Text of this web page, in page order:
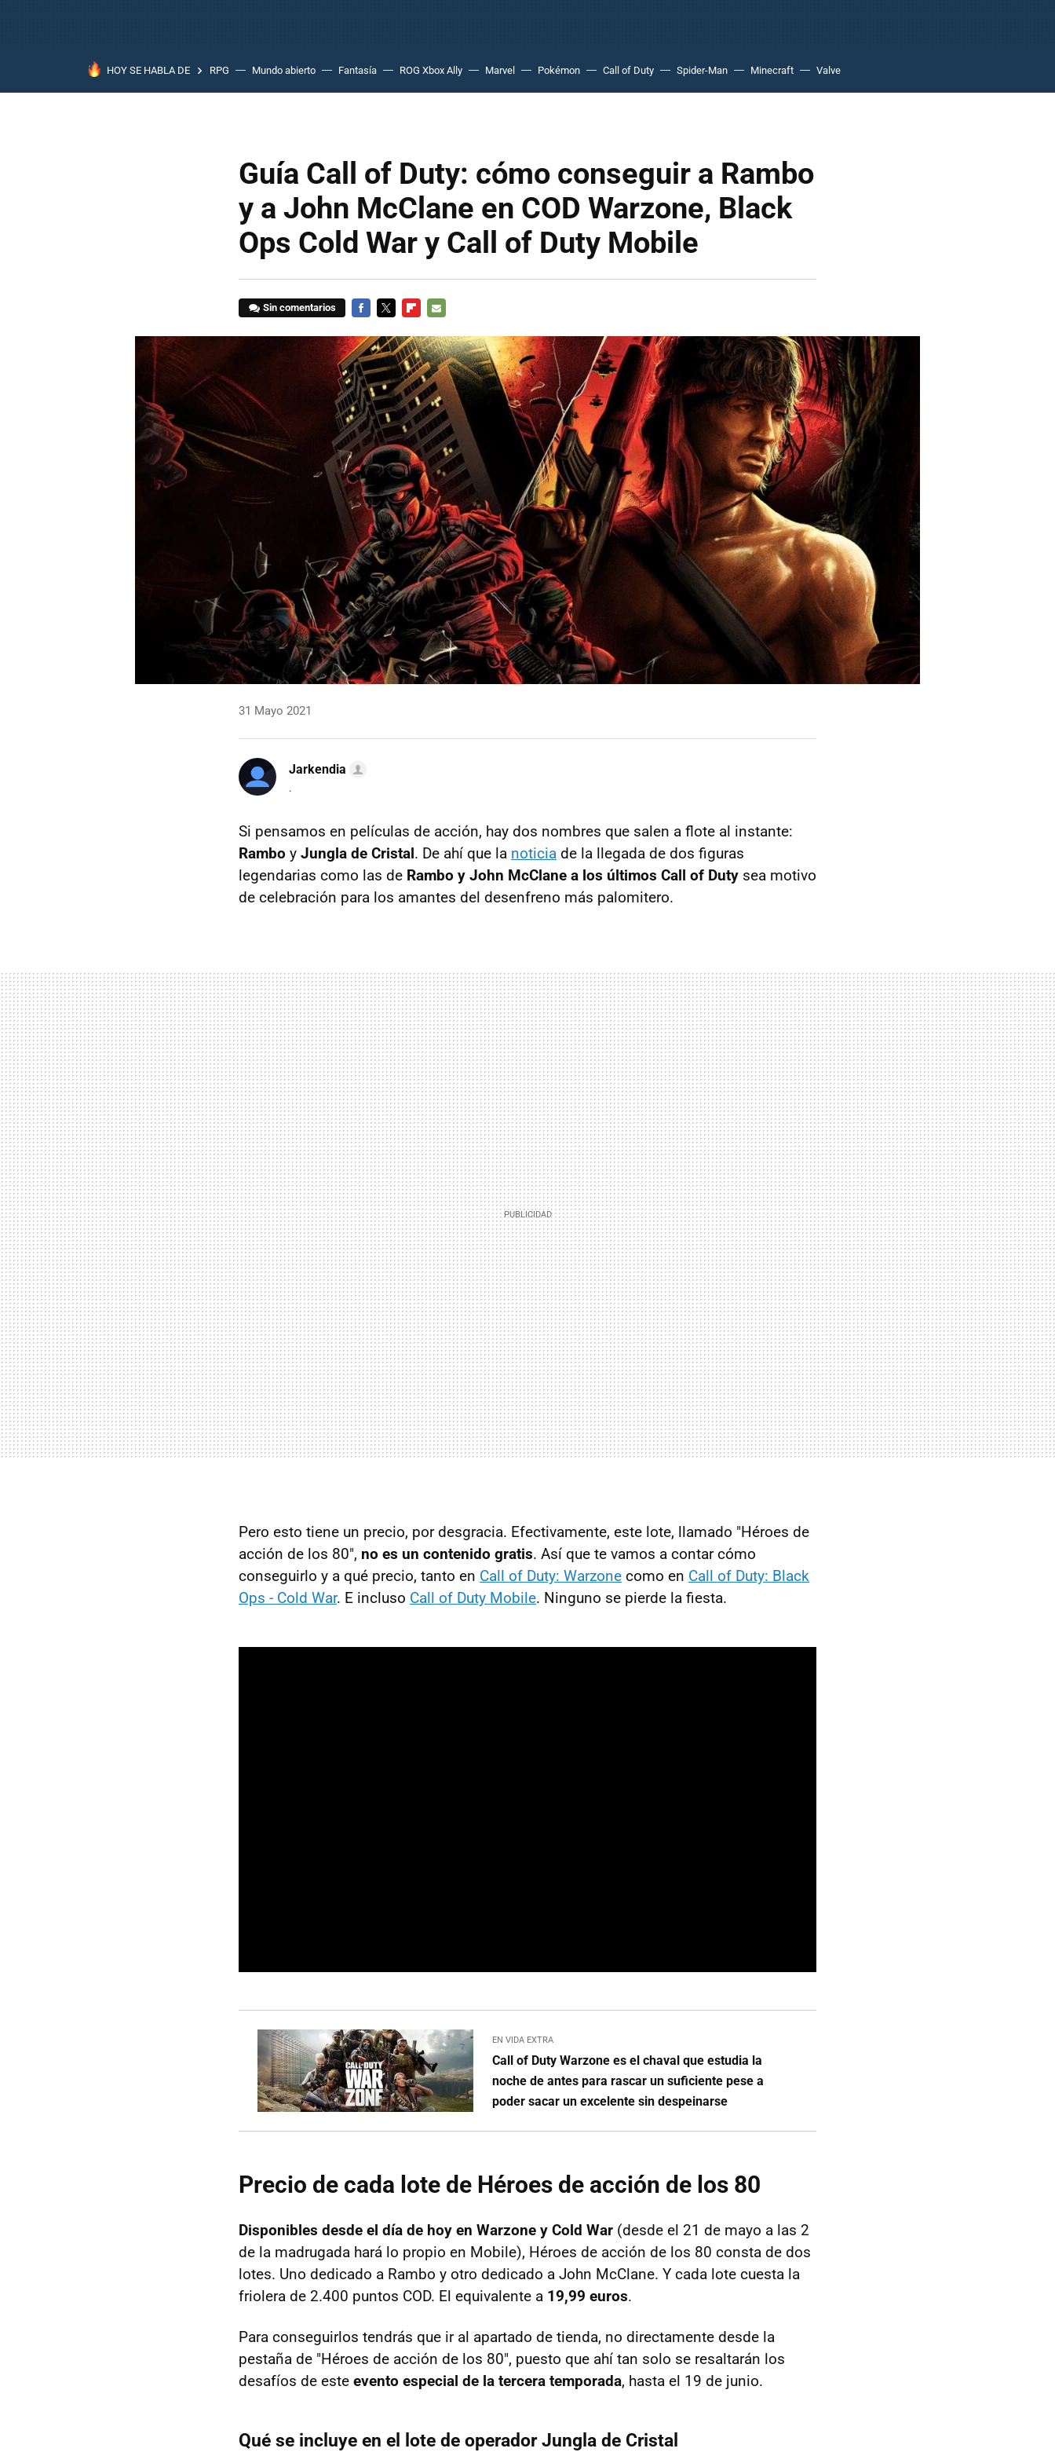
HOY SE HABLA DE RPG Mundo abierto Fantasía ROG Xbox Ally Marvel Pokémon Call of Duty Spider-Man Minecraft Valve
Guía Call of Duty: cómo conseguir a Rambo
y a John McClane en COD Warzone, Black
Ops Cold War y Call of Duty Mobile
Sin comentarios
MAIL
31 Mayo 2021
Jarkendia
.
Si pensamos en películas de acción, hay dos nombres que salen a flote al instante:
Rambo y Jungla de Cristal. De ahí que la noticia de la llegada de dos figuras
legendarias como las de Rambo y John McClane a los últimos Call of Duty sea motivo
de celebración para los amantes del desenfreno más palomitero.
Pero esto tiene un precio, por desgracia. Efectivamente, este lote, llamado "Héroes de
acción de los 80", no es un contenido gratis. Así que te vamos a contar cómo
conseguirlo y a qué precio, tanto en Call of Duty: Warzone como en Call of Duty: Black
Ops - Cold War. E incluso Call of Duty Mobile. Ninguno se pierde la fiesta.
EN VIDA EXTRA
Call of Duty Warzone es el chaval que estudia la
noche de antes para rascar un suficiente pese a
poder sacar un excelente sin despeinarse
Precio de cada lote de Héroes de acción de los 80
Disponibles desde el día de hoy en Warzone y Cold War (desde el 21 de mayo a las 2
de la madrugada hará lo propio en Mobile), Héroes de acción de los 80 consta de dos
lotes. Uno dedicado a Rambo y otro dedicado a John McClane. Y cada lote cuesta la
friolera de 2.400 puntos COD. El equivalente a 19,99 euros.
Para conseguirlos tendrás que ir al apartado de tienda, no directamente desde la
pestaña de "Héroes de acción de los 80", puesto que ahí tan solo se resaltarán los
desafíos de este evento especial de la tercera temporada, hasta el 19 de junio.
Qué se incluye en el lote de operador Jungla de Cristal